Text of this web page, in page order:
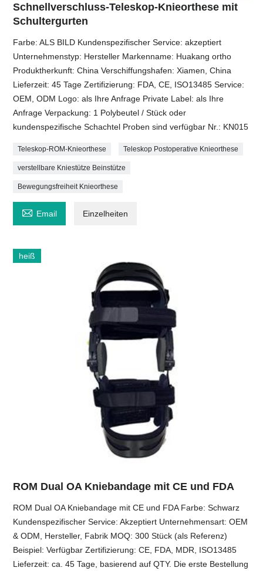
Schnellverschluss-Teleskop-Knieorthese mit
Schultergurten
Farbe: ALS BILD Kundenspezifischer Service: akzeptiert
Unternehmenstyp: Hersteller Markenname: Huakang ortho
Produktherkunft: China Verschiffungshafen: Xiamen, China
Lieferzeit: 45 Tage Zertifizierung: FDA, CE, ISO13485 Service:
OEM, ODM Logo: als Ihre Anfrage Private Label: als Ihre
Anfrage Verpackung: 1 Polybeutel / Stück oder
kundenspezifische Schachtel Proben sind verfügbar Nr.: KN015
Teleskop-ROM-Knieorthese Teleskop Postoperative Knieorthese
verstellbare Kniestütze Beinstütze
Bewegungsfreiheit Knieorthese
 Email Einzelheiten
heiß
ROM Dual OA Kniebandage mit CE und FDA
ROM Dual OA Kniebandage mit CE und FDA Farbe: Schwarz
Kundenspezifischer Service: Akzeptiert Unternehmensart: OEM
& ODM, Hersteller, Fabrik MOQ: 300 Stück (als Referenz)
Beispiel: Verfügbar Zertifizierung: CE, FDA, MDR, ISO13485
Lieferzeit: ca. 45 Tage, basierend auf QTY. Die erste Bestellung